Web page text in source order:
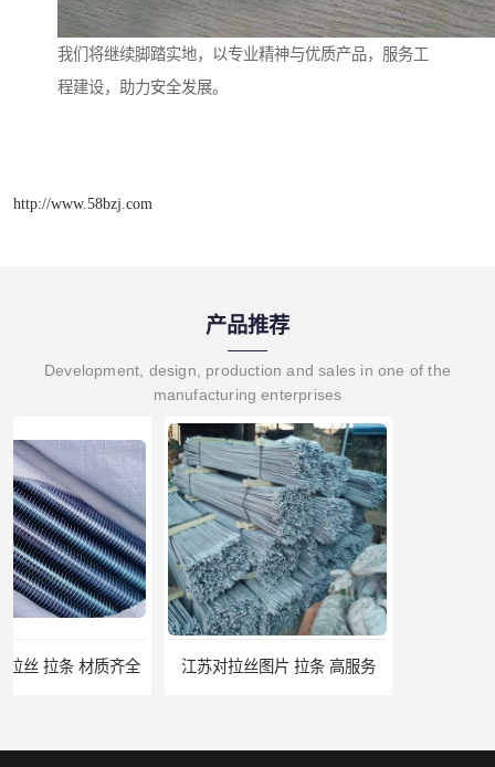
我们将继续脚踏实地，以专业精神与优质产品，服务工
程建设，助力安全发展。
http://www.58bzj.com
产品推荐
Development, design, production and sales in one of the
manufacturing enterprises
江苏对拉丝图片 拉条 高服务 江门地脚螺栓 地笼 量大从优